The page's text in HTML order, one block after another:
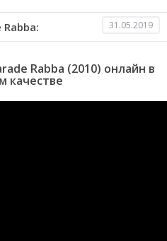
31.05.2019
Rabba (2010) онлайн в
качестве